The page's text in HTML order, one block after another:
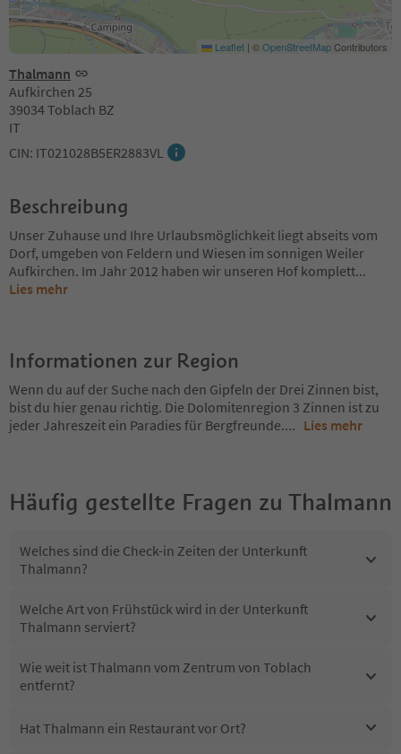
Thalmann
Aufkirchen 25
39034 Toblach BZ
IT
CIN: IT021028B5ER2883VL
Leaflet | ©OpenStreetMap Contributors
Beschreibung
Unser Zuhause und Ihre Urlaubsmöglichkeit liegt abseits vom
Dorf, umgeben von Feldern und Wiesen im sonnigen Weiler
Aufkirchen. Im Jahr 2012 haben wir unseren Hof komplett...
Lies mehr
Informationen zur Region
Wenn du auf der Suche nach den Gipfeln der Drei Zinnen bist,
bist du hier genau richtig. Die Dolomitenregion 3 Zinnen ist zu
jeder Jahreszeit ein Paradies für Bergfreunde.... Lies mehr
Häufig gestellte Fragen zu Thalmann
Welches sind die Check-in Zeiten der Unterkunft
Thalmann?
Welche Art von Frühstück wird in der Unterkunft
Thalmann serviert?
Wie weit ist Thalmann vom Zentrum von Toblach
entfernt?
Hat Thalmann ein Restaurant vor Ort?